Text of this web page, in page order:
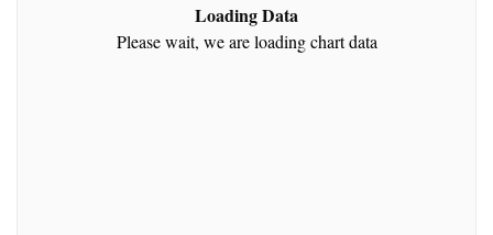
Loading Data
Please wait, we are loading chart data